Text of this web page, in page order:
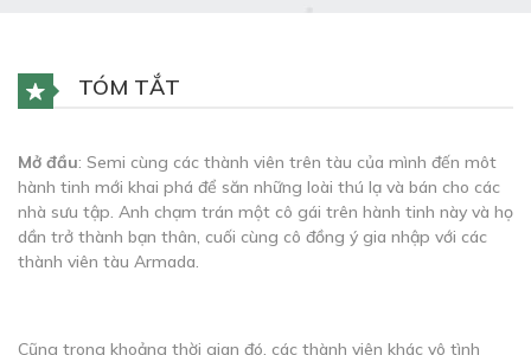
TÓM TẮT
Mở đầu: Semi cùng các thành viên trên tàu của mình đến môt
hành tinh mới khai phá để săn những loài thú lạ và bán cho các
nhà sưu tập. Anh chạm trán một cô gái trên hành tinh này và họ
dần trở thành bạn thân, cuối cùng cô đồng ý gia nhập với các
thành viên tàu Armada.
Cũng trong khoảng thời gian đó, các thành viên khác vô tình